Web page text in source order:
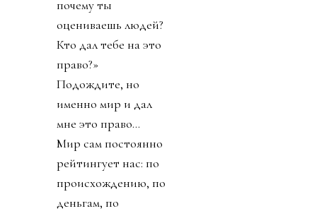
почему ты
оцениваешь людей?
Кто дал тебе на это
право?»
Подождите, но
именно мир и дал
мне это право...
Мир сам постоянно
рейтингует нас: по
происхождению, по
деньгам, по